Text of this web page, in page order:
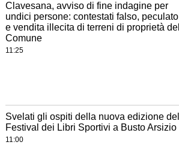
Clavesana, avviso di fine indagine per
undici persone: contestati falso, peculato
e vendita illecita di terreni di proprietà del
Comune
11:25
Svelati gli ospiti della nuova edizione del
Festival dei Libri Sportivi a Busto Arsizio
11:00